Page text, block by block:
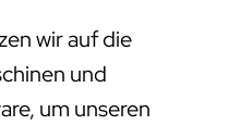
wir auf die
und
um unseren